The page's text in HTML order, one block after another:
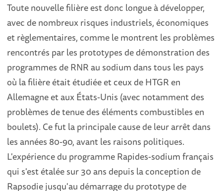
Toute nouvelle filière est donc longue à développer,
avec de nombreux risques industriels, économiques
et règlementaires, comme le montrent les problèmes
rencontrés par les prototypes de démonstration des
programmes de RNR au sodium dans tous les pays
où la filière était étudiée et ceux de HTGR en
Allemagne et aux États-Unis (avec notamment des
problèmes de tenue des éléments combustibles en
boulets). Ce fut la principale cause de leur arrêt dans
les années 80-90, avant les raisons politiques.
L'expérience du programme Rapides-sodium français
qui s'est étalée sur 30 ans depuis la conception de
Rapsodie jusqu'au démarrage du prototype de